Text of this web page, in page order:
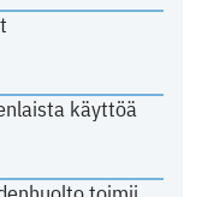
käyttöä